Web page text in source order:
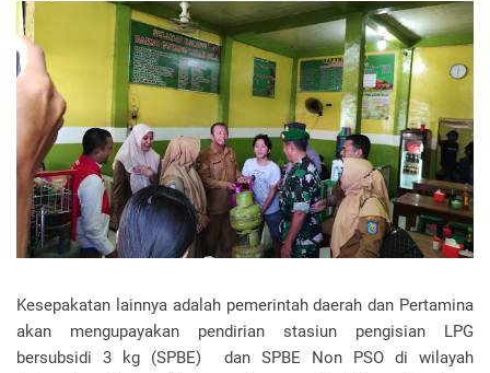
Kesepakatan lainnya adalah pemerintah daerah dan Pertamina
akan mengupayakan pendirian stasiun pengisian LPG
bersubsidi 3 kg (SPBE) dan SPBE Non PSO di wilayah